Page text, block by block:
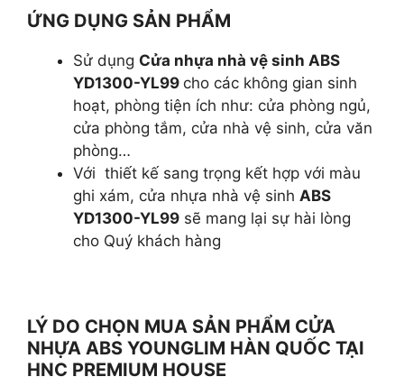
ỨNG DỤNG SẢN PHẨM
Sử dụng Cửa nhựa nhà vệ sinh ABS
YD1300-YL99 cho các không gian sinh
hoạt, phòng tiện ích như: cửa phòng ngủ,
cửa phòng tắm, cửa nhà vệ sinh, cửa văn
phòng…
Với thiết kế sang trọng kết hợp với màu
ghi xám, cửa nhựa nhà vệ sinh ABS
YD1300-YL99 sẽ mang lại sự hài lòng
cho Quý khách hàng
LÝ DO CHỌN MUA SẢN PHẨM CỬA
NHỰA ABS YOUNGLIM HÀN QUỐC TẠI
HNC PREMIUM HOUSE